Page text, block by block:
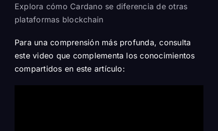
Explora cómo Cardano se diferencia de otras
plataformas blockchain
Para una comprensión más profunda, consulta
este video que complementa los conocimientos
compartidos en este artículo: